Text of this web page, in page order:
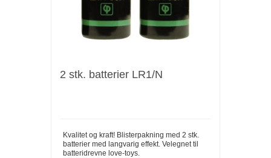
2 stk. batterier LR1/N
Kvalitet og kraft! Blisterpakning med 2 stk.
batterier med langvarig effekt. Velegnet til
batteridrevne love-toys.